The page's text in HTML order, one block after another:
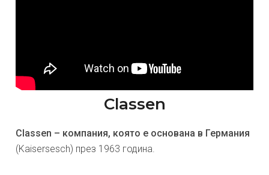
Classen
Classen – компания, която е основана в Германия
(Kaisersesch) през 1963 година.